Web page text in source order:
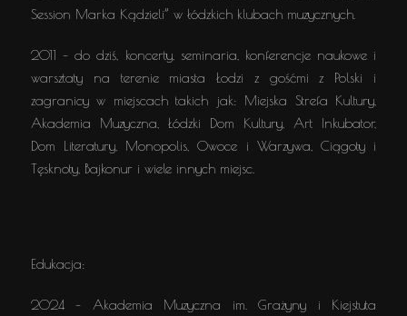
Session Marka Kądzieli” w łódzkich klubach muzycznych.
2011 – do dziś, koncerty, seminaria, konferencje naukowe i
warsztaty na terenie miasta Łodzi z gośćmi z Polski i
zagranicy w miejscach takich jak: Miejska Strefa Kultury,
Akademia Muzyczna, Łódzki Dom Kultury, Art Inkubator,
Dom Literatury, Monopolis, Owoce i Warzywa, Ciągoty i
Tęsknoty, Bajkonur i wiele innych miejsc.
Edukacja:
2024 – Akademia Muzyczna im. Grażyny i Kiejstuta